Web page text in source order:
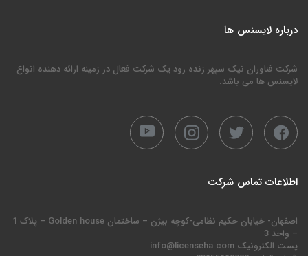
درباره لایسنس ها
شرکت فناوران نیک سپهر زنده رود یک شرکت فعال در زمینه ارائه دهنده انواع
لایسنس ها می باشد.
اطلاعات تماس شرکت
اصفهان- خیابان حکیم نظامی-کوچه بیژن – ساختمان Golden house – پلاک 1
– واحد 3
پست الکترونیک info@licenseha.com